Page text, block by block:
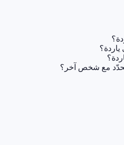
مع شخص آخر؟